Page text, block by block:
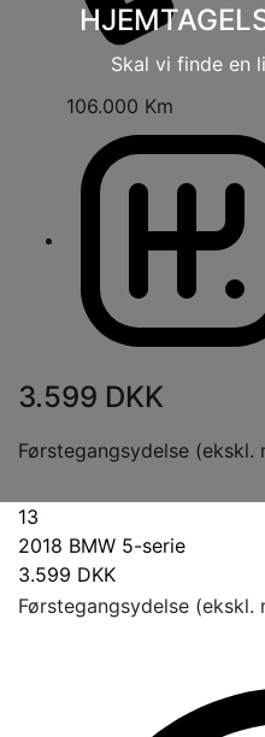
Skal vi finde en
106.000 Km
3.599 DKK
Førstegangsydelse (ekskl.
13
2018 BMW 5-serie
3.599 DKK
Førstegangsydelse (ekskl.